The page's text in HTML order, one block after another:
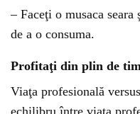
– Faceţi o musaca
de a o consuma.
Profitaţi din plin de
Viaţa profesională